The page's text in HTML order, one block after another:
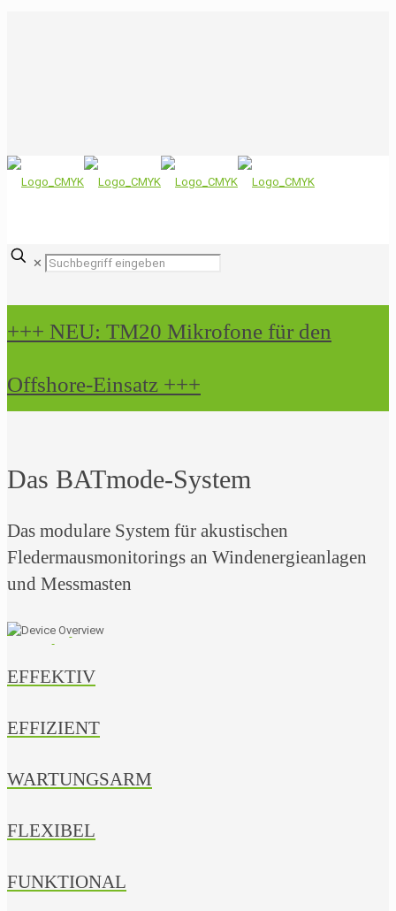
✕
+++ NEU: TM20 Mikrofone für den
Offshore-Einsatz +++
Das BATmode-System
Das modulare System für akustischen
Fledermausmonitorings an Windenergieanlagen
und Messmasten
EFFEKTIV
EFFIZIENT
WARTUNGSARM
FLEXIBEL
FUNKTIONAL